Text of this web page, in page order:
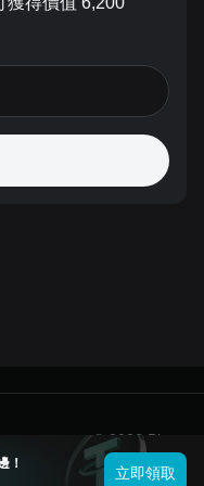
！
立即領取
© 2026 Bitget